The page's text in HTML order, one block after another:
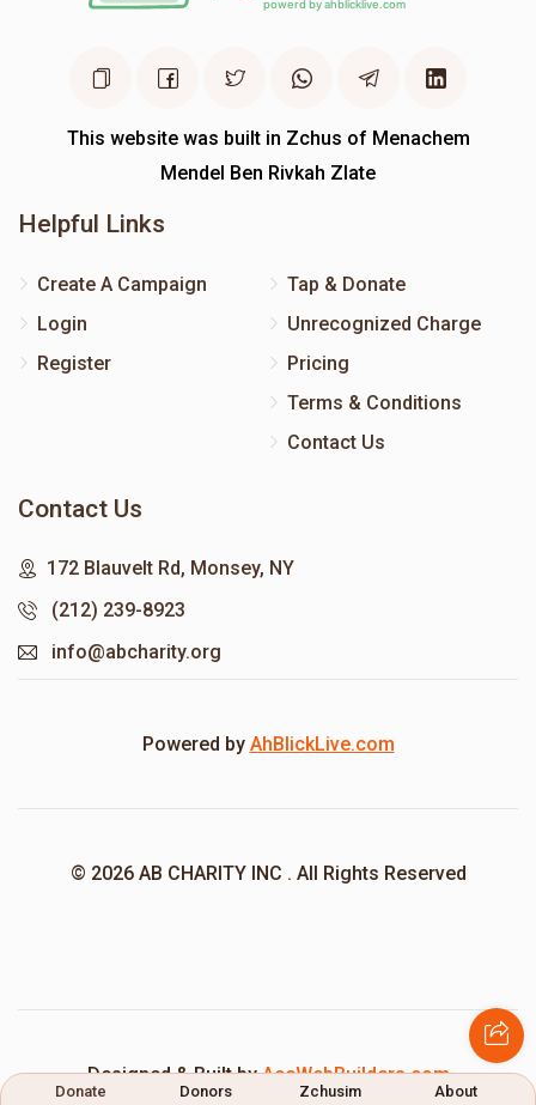
This website was built in Zchus of Menachem
Mendel Ben Rivkah Zlate
Helpful Links
Create A Campaign
Login
Register
Tap & Donate
Unrecognized Charge
Pricing
Terms & Conditions
Contact Us
Contact Us
172 Blauvelt Rd, Monsey, NY
(212) 239-8923
info@abcharity.org
Powered by AhBlickLive.com
© 2026 AB CHARITY INC . All Rights Reserved
Designed & Built byAceWebBuilders.com
Donate Donors Zchusim About